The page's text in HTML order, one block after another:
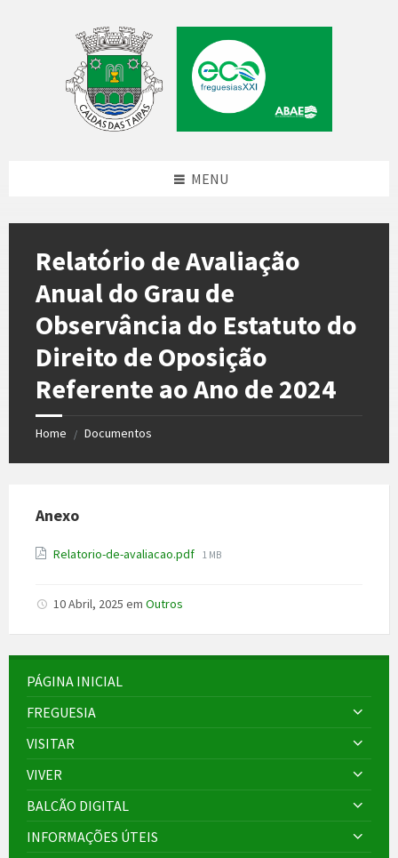
MENU
Relatório de Avaliação
Anual do Grau de
Observância do Estatuto do
Direito de Oposição
Referente ao Ano de 2024
Home / Documentos
Anexo
Relatorio-de-avaliacao.pdf File
1 MB
10 Abril, 2025 em Outros
PÁGINA INICIAL
FREGUESIA
VISITAR
VIVER
BALCÃO DIGITAL
INFORMAÇÕES ÚTEIS